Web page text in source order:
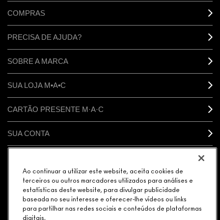
COMPRAS
PRECISA DE AJUDA?
SOBRE A MARCA
SUA LOJA M•A•C
CARTÃO PRESENTE M·A·C
SUA CONTA
GERENCIAR COOKIES DO SITE
Ao continuar a utilizar este website, aceita cookies de
terceiros ou outros marcadores utilizados para análises e
estatísticas deste website, para divulgar publicidade
baseada no seu interesse e oferecer-lhe vídeos ou links
para partilhar nas redes sociais e conteúdos de plataformas
digitais.